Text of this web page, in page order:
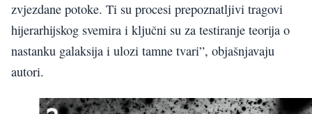
zvjezdane potoke. Ti su procesi prepoznatljivi tragovi
hijerarhijskog svemira i ključni su za testiranje teorija o
nastanku galaksija i ulozi tamne tvari”, objašnjavaju
autori.